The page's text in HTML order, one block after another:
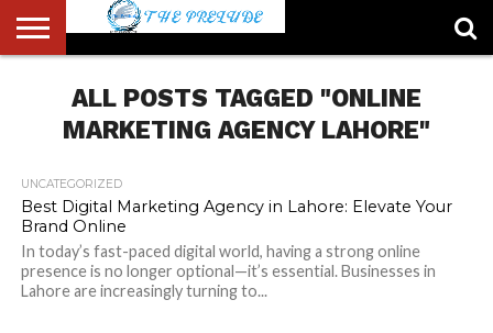
ACCOUNT
AUTHORS
LIST
FULL-
WIDTH
PAGE
HOME
LATEST
NEWS
LOGIN
LOGOUT
MEMBERS
PASSWORD
RESET
REGISTER
SAMPLE
PAGE
TYPOGRAPHY
USERALL POSTS TAGGED "ONLINE
MARKETING AGENCY LAHORE"
UNCATEGORIZED
Best Digital Marketing Agency in Lahore: Elevate Your
Brand Online
In today’s fast-paced digital world, having a strong online
presence is no longer optional—it’s essential. Businesses in
Lahore are increasingly turning to...